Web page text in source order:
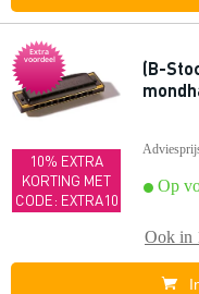
Extra
voordeel
10% EXTRA
KORTING MET
CODE: EXTRA10
(B-
Op
Ook in